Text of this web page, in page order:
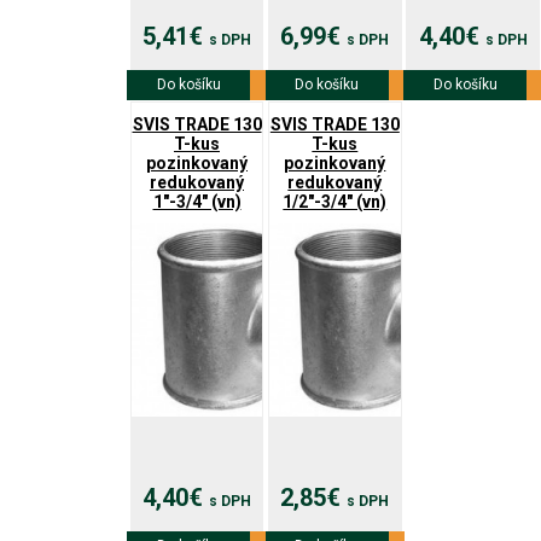
5,41€ s DPH
Viac info
Do košíku
6,99€ s DPH
Viac info
Do košíku
4,40€ s DPH
Viac info
Do košíku
SVIS TRADE 130
T-kus
pozinkovaný
redukovaný
1"-3/4" (vn)
4,40€ s DPH
SVIS TRADE 130
T-kus
pozinkovaný
redukovaný
1/2"-3/4" (vn)
2,85€ s DPH